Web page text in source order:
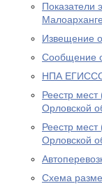
Показатели
Извещение
Сообщение
НПА
Реестр
Орловской
Реестр
Орловской
Схема